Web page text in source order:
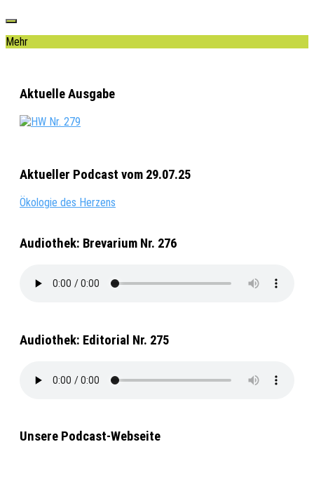
Mehr
Aktuelle Ausgabe
Aktueller Podcast vom 29.07.25
Ökologie des Herzens
Audiothek: Brevarium Nr. 276
Audiothek: Editorial Nr. 275
Unsere Podcast-Webseite